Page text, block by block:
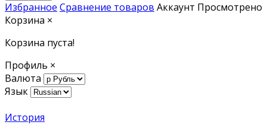
Избранное Сравнение товаров Аккаунт Просмотрено
Корзина ×
Корзина пуста!
Профиль ×
Валюта
Язык
История